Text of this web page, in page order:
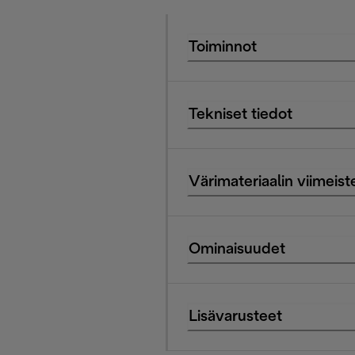
Toiminnot
Tekniset tiedot
Värimateriaalin
Ominaisuudet
Lisävarusteet